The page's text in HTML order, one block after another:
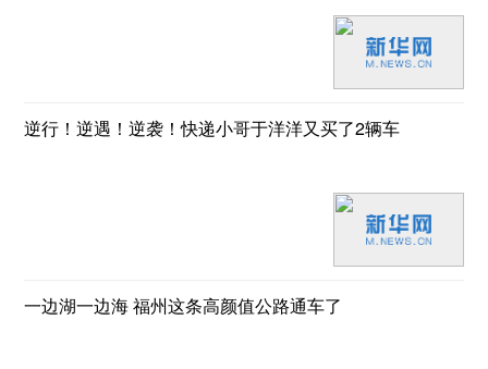
逆行！逆遇！逆袭！快递小哥于洋洋又买了2辆车
一边湖一边海 福州这条高颜值公路通车了